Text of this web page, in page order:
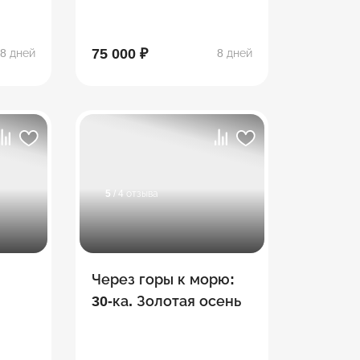
8 дней
Сахрайские
75 000 ₽ 8 дней
5 / 4 отзыва
Через горы к морю:
30-ка. Золотая осень